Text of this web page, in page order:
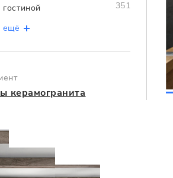
351
ещё
керамогранита